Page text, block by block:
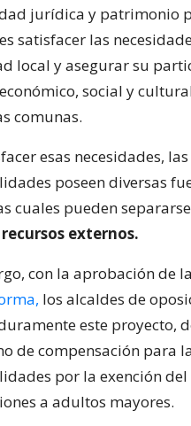
jurídica y patrimonio
satisfacer las
local y asegurar su
social y
comunas.
esas necesidades, las
poseen diversas
cuales pueden
recursos externos.
con la aprobación de la
los alcaldes de
este proyecto,
de compensación para
por la exención del
a adultos mayores.